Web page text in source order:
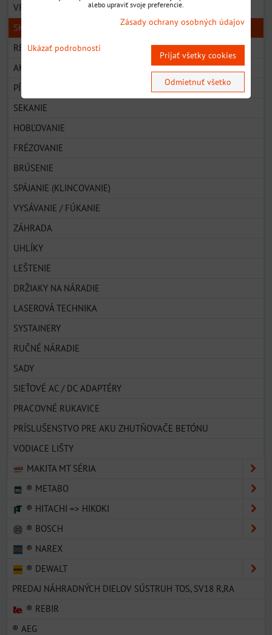
VŔTANIE (VRTÁKY)
SKRUTKOVANIE
REZANIE
AKU
PÍLENIE
SEKANIE
HOBĽOVANIE
FRÉZOVANIE
BRÚSENIE
SPÁJANIE (KLINCOVANIE)
VYSÁVANIE / FÚKANIE
ZÁHRADA
UHLÍKY
LEŠTENIE
DRŽIAKY NA NÁRADIE
LASEROVÁ TECHNIKA
SYSTAINERY
RUČNÉ NÁRADIE
SADY
SIEŤOVÉ AC / DC ADAPTÉRY
PRACOVNÉ RUKAVICE
PRÍSLUŠENSTVO PRE AKU ZHUTŇOVAČE BETÓNU
VODIACE LIŠTY
MAKITA MT SÉRIA
® METABO
® HITACHI => HIKOKI
® BOSCH
® NAREX
® DEWALT
PREDAJ NÁHRADNÝCH DIELOV SÚSTRUH TOS, SV18 R,RA
® REBIR
® AEG
alebo upraviť svoje preferencie.
Zásady ochrany osobných údajov
Ukázať podrobnosti
Prijať všetky cookies
Odmietnuť všetko